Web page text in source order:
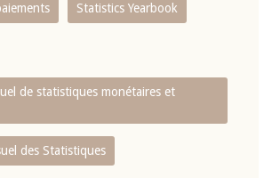
Statistics Yearbook
de statistiques monétaires et
des Statistiques